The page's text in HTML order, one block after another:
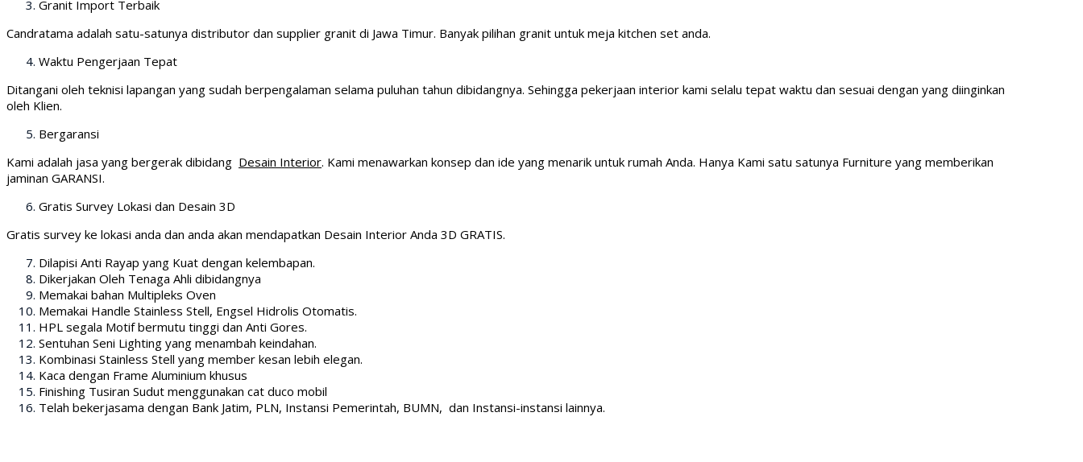
Granit Import Terbaik
Candratama adalah satu-satunya distributor dan supplier granit di Jawa Timur. Banyak pilihan granit untuk meja kitchen set anda.
Waktu Pengerjaan Tepat
Ditangani oleh teknisi lapangan yang sudah berpengalaman selama puluhan tahun dibidangnya. Sehingga pekerjaan interior kami selalu tepat waktu dan sesuai dengan yang diinginkan
oleh Klien.
Bergaransi
Kami adalah jasa yang bergerak dibidang Desain Interior. Kami menawarkan konsep dan ide yang menarik untuk rumah Anda. Hanya Kami satu satunya Furniture yang memberikan
jaminan GARANSI.
Gratis Survey Lokasi dan Desain 3D
Gratis survey ke lokasi anda dan anda akan mendapatkan Desain Interior Anda 3D GRATIS.
Dilapisi Anti Rayap yang Kuat dengan kelembapan.
Dikerjakan Oleh Tenaga Ahli dibidangnya
Memakai bahan Multipleks Oven
Memakai Handle Stainless Stell, Engsel Hidrolis Otomatis.
HPL segala Motif bermutu tinggi dan Anti Gores.
Sentuhan Seni Lighting yang menambah keindahan.
Kombinasi Stainless Stell yang member kesan lebih elegan.
Kaca dengan Frame Aluminium khusus
Finishing Tusiran Sudut menggunakan cat duco mobil
Telah bekerjasama dengan Bank Jatim, PLN, Instansi Pemerintah, BUMN, dan Instansi-instansi lainnya.